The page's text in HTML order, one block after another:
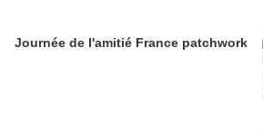
Journée de l'amitié France patchwork